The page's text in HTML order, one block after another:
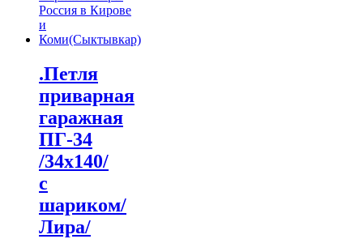
.Петля
приварная
гаражная
ПГ-34
/34х140/
с
шариком/
Лира/